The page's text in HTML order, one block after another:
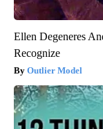
Ellen Degeneres
Recognize
Outlier Model